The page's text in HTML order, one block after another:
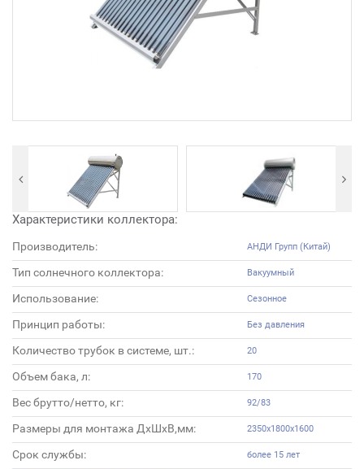
Характеристики коллектора:
Производитель: АНДИ Групп (Китай)
Тип солнечного коллектора: Вакуумный
Использование: Сезонное
Принцип работы: Без давления
Количество трубок в системе, шт.: 20
Объем бака, л: 170
Вес брутто/нетто, кг: 92/83
Размеры для монтажа ДхШхВ,мм: 2350х1800х1600
Срок службы: более 15 лет